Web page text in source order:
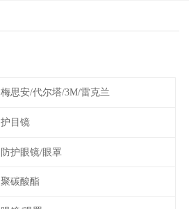
梅思安/代尔塔/3M/雷克兰
护目镜
防护眼镜/眼罩
聚碳酸酯